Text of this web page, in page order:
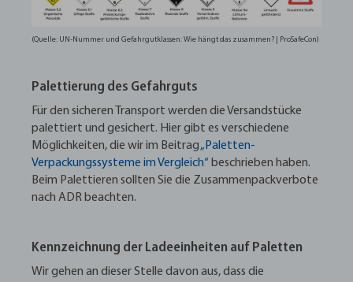
(Quelle: UN-Nummer und Gefahrgutklassen: Wie hängt das zusammen? | ProSafeCon)
Palettierung des Gefahrguts
Für den sicheren Transport werden die Versandstücke
palettiert und gesichert. Hier gibt es verschiedene
Möglichkeiten, die wir im Beitrag„Paletten-
Verpackungssysteme im Vergleich“ beschrieben haben.
Beim Palettieren sollten Sie die Zusammenpackverbote
nach ADR beachten.
Kennzeichnung der Ladeeinheiten auf Paletten
Wir gehen an dieser Stelle davon aus, dass die